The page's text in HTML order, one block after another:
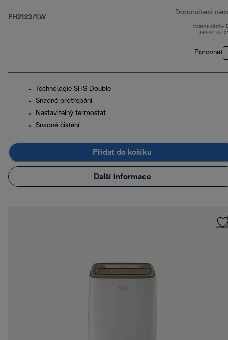
FH2133/1.W
Doporučená
Včetně částky
589,91 Kč
Porovnat
Technologie SHS Double
Snadné protřepání
Nastavitelný termostat
Snadné čištění
Přidat do košíku
Další informace